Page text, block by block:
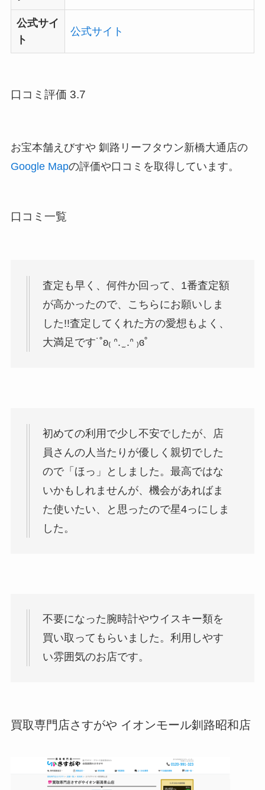
公式サイ
ト
公式サイト
口コミ評価 3.7
お宝本舗えびすや 釧路リーフタウン新橋大通店の
Google Mapの評価や口コミを取得しています。
口コミ一覧
査定も早く、何件か回って、1番査定額
が高かったので、こちらにお願いしま
した!!査定してくれた方の愛想もよく、
大満足です˙˚ʚ₍ ᐢ. ̫ .ᐢ ₎ɞ˚
初めての利用で少し不安でしたが、店
員さんの人当たりが優しく親切でした
ので「ほっ」としました。最高ではな
いかもしれませんが、機会があればま
た使いたい、と思ったので星4っにしま
した。
不要になった腕時計やウイスキー類を
買い取ってもらいました。利用しやす
い雰囲気のお店です。
買取専門店さすがや イオンモール釧路昭和店